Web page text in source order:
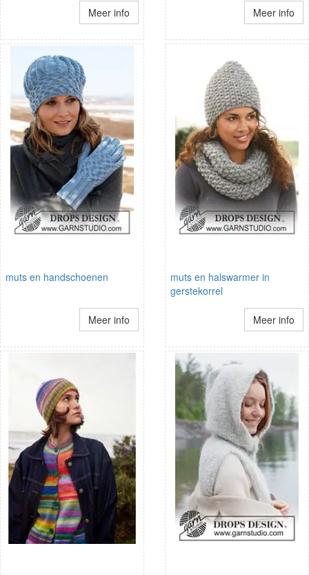
Meer info Meer info
muts en handschoenen
Meer info
muts en halswarmer in
gerstekorrel
Meer info